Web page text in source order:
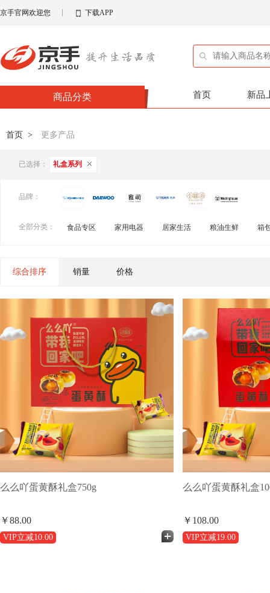
京手官网欢迎您 下载APP
首页 新品
商品分类
首页 > 更多产品
已选择： 礼盒系列
品牌：
全部分类： 食品专区 家用电器 居家生活 粮油生鲜 箱
综合排序 销量 价格
么么吖蛋黄酥礼盒750g
￥88.00
VIP立减10.00
么么吖蛋黄酥礼盒
￥108.00
VIP立减19.00